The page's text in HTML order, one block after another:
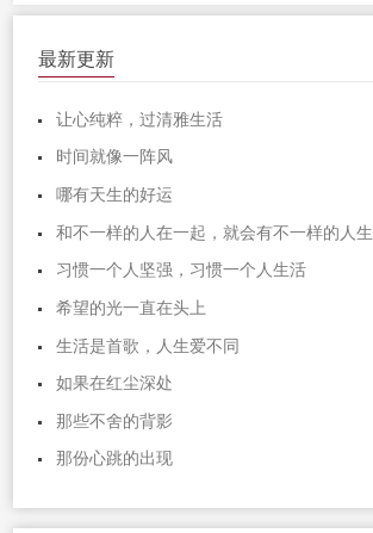
最新更新
让心纯粹，过清雅生活
时间就像一阵风
哪有天生的好运
和不一样的人在一起，就会有不一样的人生
习惯一个人坚强，习惯一个人生活
希望的光一直在头上
生活是首歌，人生爱不同
如果在红尘深处
那些不舍的背影
那份心跳的出现